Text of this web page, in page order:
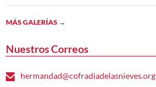
MÁS GALERÍAS →
Nuestros Correos
hermandad@cofradiadelasnieves.org